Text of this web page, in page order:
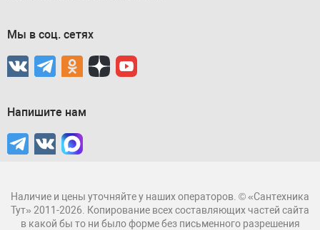
Мы в соц. сетях
Напишите нам
Наличие и цены уточняйте у наших операторов. © «Сантехника
Тут» 2011-2026. Копирование всех составляющих частей сайта
в какой бы то ни было форме без письменного разрешения